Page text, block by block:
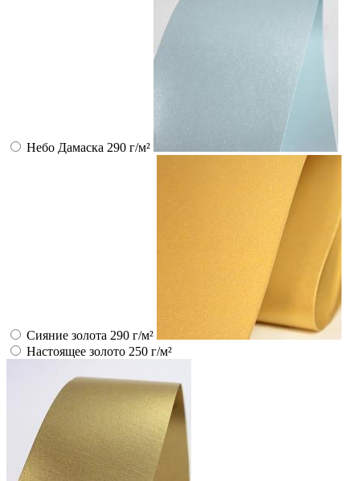
Небо Дамаска 290 г/м²
Сияние золота 290 г/м²
Настоящее золото 250 г/м²